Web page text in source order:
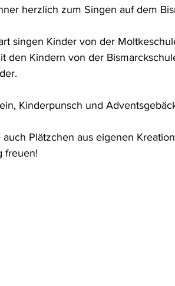
herzlich zum Singen auf dem
singen Kinder von der
den Kindern von der
Kinderpunsch und
auch Plätzchen aus eigenen
freuen!